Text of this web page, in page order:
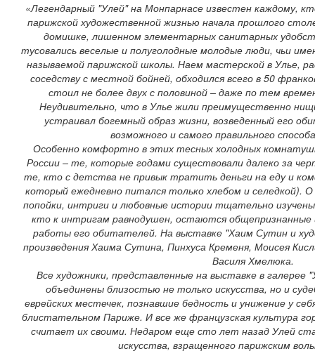
«Легендарный "Улей" на Монпарнасе известен каждому,
парижской художественной жизнью начала прошлого
домишке, лишенном элементарных санитарных
тусовались веселые и полуголодные молодые люди, чьи
называемой парижской школы. Наем мастерской в Улье,
соседству с местной бойней, обходился всего в 50
стоил не более двух с половиной – даже по тем
Неудивительно, что в Улье жили преимущественно
устраивал богемный образ жизни, возведенный его
возможного и самого правильного
Особенно комфортно в этих тесных холодных
России – те, которые годами существовали далеко за
те, кто с детства не привык тратить деньги на еду и
который ежедневно питался только хлебом и селедкой).
попойки, интриги и любовные истории тщательно
кто к интригам равнодушен, остаются
работы его обитателей. На выставке "Хаим Сутин и
произведения Хаима Сутина, Пинхуса Кременя, Моисея
Василя Хмелюка.
Все художники, представленные на выставке в галерее
объединены близостью не только искусства, но и
еврейских местечек, познавшие бедность и унижение у
блистательном Париже. И все же французская культура
считает их своими. Недаром еще сто лет назад Улей
искусства, взращенного парижским